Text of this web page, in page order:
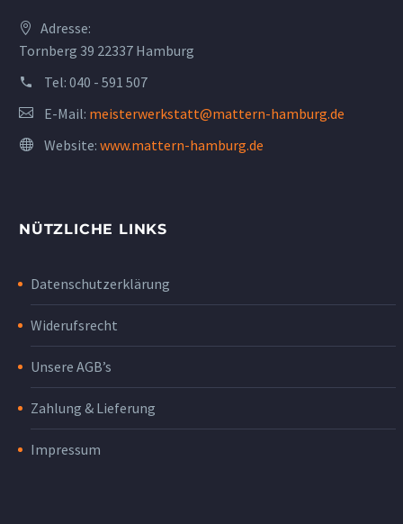
Adresse:
Tornberg 39 22337 Hamburg
Tel: 040 - 591 507
E-Mail: meisterwerkstatt@mattern-hamburg.de
Website: www.mattern-hamburg.de
NÜTZLICHE LINKS
Datenschutzerklärung
Widerufsrecht
Unsere AGB’s
Zahlung & Lieferung
Impressum